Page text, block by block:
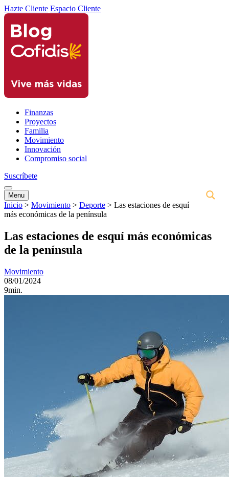
Hazte Cliente Espacio Cliente
Finanzas
Proyectos
Familia
Movimiento
Innovación
Compromiso social
Suscríbete
Menu
Inicio > Movimiento > Deporte > Las estaciones de esquí
más económicas de la península
Las estaciones de esquí más económicas
de la península
Movimiento
08/01/2024
9min.